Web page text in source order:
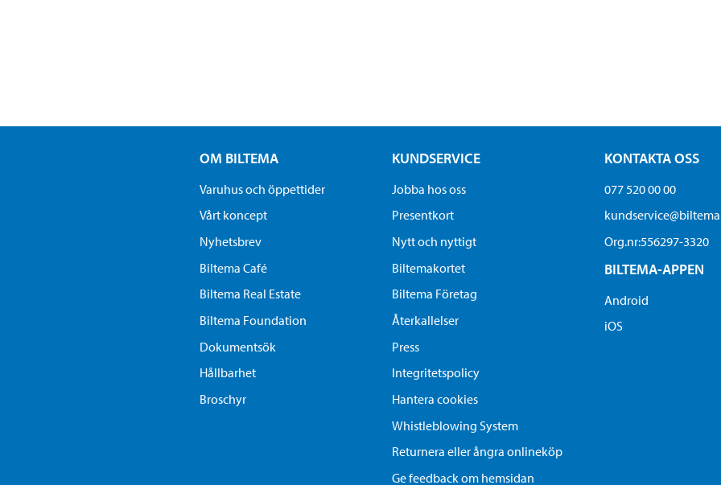
OM BILTEMA
Varuhus och öppettider
Vårt koncept
Nyhetsbrev
Biltema Café
Biltema Real Estate
Biltema Foundation
Dokumentsök
Hållbarhet
Broschyr
KUNDSERVICE
Jobba hos oss
Presentkort
Nytt och nyttigt
Biltemakortet
Biltema Företag
Återkallelser
Press
Integritetspolicy
Hantera cookies
Whistleblowing System
Returnera eller ångra onlineköp
Ge feedback om hemsidan
KONTAKTA OSS
077 520 00 00
Org.nr:556297-3320
BILTEMA-APPEN
Android
iOS